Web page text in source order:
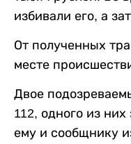
избивали его, а
От полученных
месте
Двое
112, одного из
ему и сообщнику